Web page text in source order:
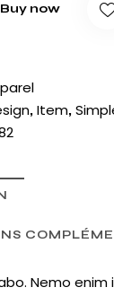
Buy now
, Item,
Nemo